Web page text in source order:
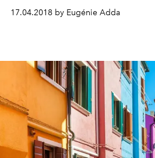
monde, pour s'inspirer au
17.04.2018 by Eugénie Adda